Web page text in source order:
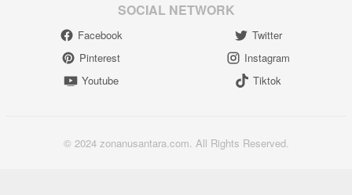
SOCIAL NETWORK
Facebook
Twitter
Pinterest
Instagram
Youtube
Tiktok
© 2024 zonanusantara.com. All Rights Reserved.